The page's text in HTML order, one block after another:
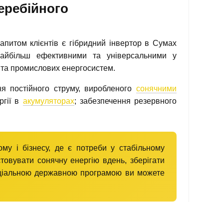
клієнтів є гібридний інвертор в Сумах
ефективними та універсальними у
промислових енергосистем.
постійного струму, виробленого сонячними
в акумуляторах; забезпечення резервного
і бізнесу, де є потреби у стабільному
сонячну енергію вдень, зберігати
державною програмою ви можете